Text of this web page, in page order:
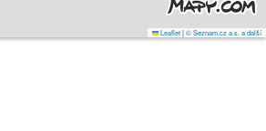
Leaflet|© Seznam.cz a.s. a další